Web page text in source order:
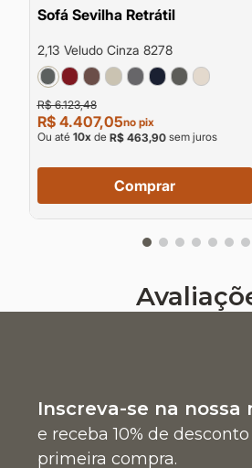
Sofá Sevilha Retrátil
2,13 Veludo Cinza 8278
R$ 6.123,48
R$ 4.407,05no pix
Ou até 10xde R$ 463,90sem juros
Comprar
Inscreva-se na
e receba 10% de
primeira compra.